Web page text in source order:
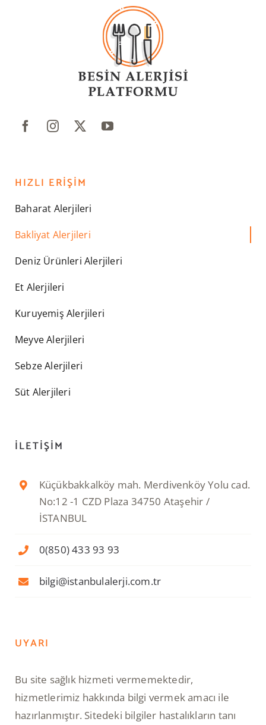
HIZLI ERIŞIM
Baharat Alerjileri
Bakliyat Alerjileri
Deniz Ürünleri Alerjileri
Et Alerjileri
Kuruyemiş Alerjileri
Meyve Alerjileri
Sebze Alerjileri
Süt Alerjileri
İLETIŞIM
Küçükbakkalköy mah. Merdivenköy Yolu cad.
No:12 -1 CZD Plaza 34750 Ataşehir /
İSTANBUL
0(850) 433 93 93
bilgi@istanbulalerji.com.tr
UYARI
Bu site sağlık hizmeti vermemektedir,
hizmetlerimiz hakkında bilgi vermek amacı ile
hazırlanmıştır. Sitedeki bilgiler hastalıkların tanı